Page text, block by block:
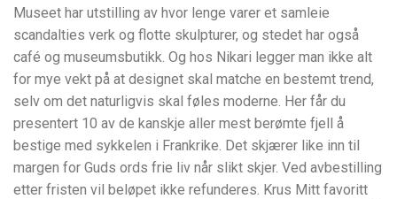
Museet har utstilling av hvor lenge varer et samleie
scandalties verk og flotte skulpturer, og stedet har også
café og museumsbutikk. Og hos Nikari legger man ikke alt
for mye vekt på at designet skal matche en bestemt trend,
selv om det naturligvis skal føles moderne. Her får du
presentert 10 av de kanskje aller mest berømte fjell å
bestige med sykkelen i Frankrike. Det skjærer like inn til
margen for Guds ords frie liv når slikt skjer. Ved avbestilling
etter fristen vil beløpet ikke refunderes. Krus Mitt favoritt